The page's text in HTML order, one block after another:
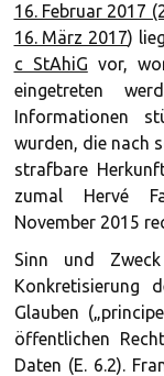
16. Februar 2017
16. März 2017)
c StAhiG vor,
eingetreten
Informationen
wurden, die nach
strafbare
zumal Hervé
November 2015
Sinn und
Konkretisierung
Glauben
öffentlichen
Daten (E. 6.2).